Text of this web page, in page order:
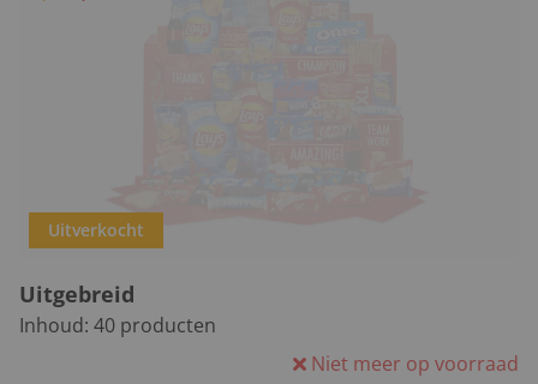
Uitverkocht
Uitgebreid
Inhoud: 40 producten
Niet meer op voorraad